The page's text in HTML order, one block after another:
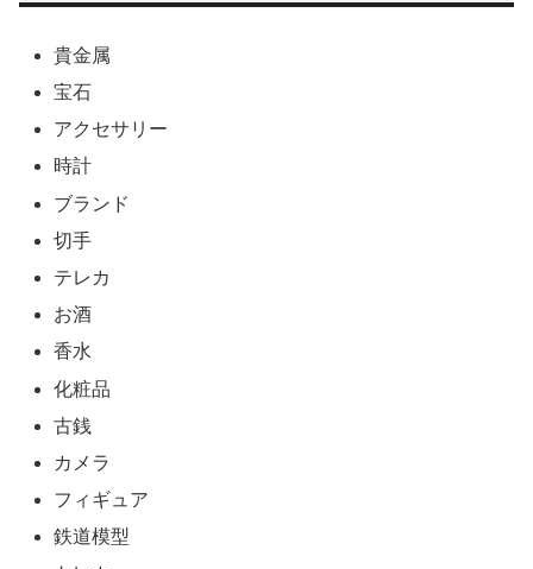
貴金属
宝石
アクセサリー
時計
ブランド
切手
テレカ
お酒
香水
化粧品
古銭
カメラ
フィギュア
鉄道模型